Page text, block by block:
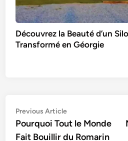
Découvrez la Beauté d’un
Transformé en Géorgie
Navigation
de
Previous ArticlePrevious
article:
Pourquoi Tout le Monde
Fait Bouillir du Romarin